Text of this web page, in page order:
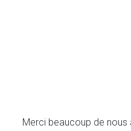
Merci beaucoup de nous